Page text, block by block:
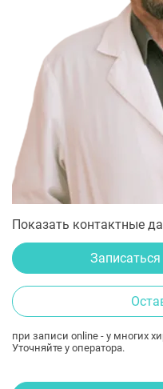
Показать контактные
при записи online - у многих
Уточняйте у оператора.